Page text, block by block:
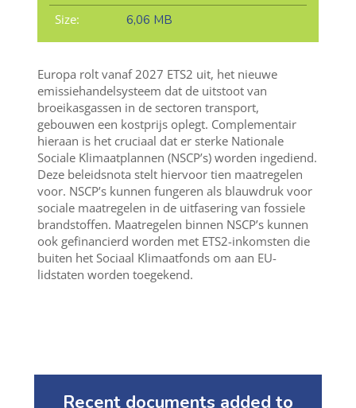
Size:
6,06 MB
Europa rolt vanaf 2027 ETS2 uit, het nieuwe
emissiehandelsysteem dat de uitstoot van
broeikasgassen in de sectoren transport,
gebouwen een kostprijs oplegt. Complementair
hieraan is het cruciaal dat er sterke Nationale
Sociale Klimaatplannen (NSCP’s) worden ingediend.
Deze beleidsnota stelt hiervoor tien maatregelen
voor. NSCP’s kunnen fungeren als blauwdruk voor
sociale maatregelen in de uitfasering van fossiele
brandstoffen. Maatregelen binnen NSCP’s kunnen
ook gefinancierd worden met ETS2-inkomsten die
buiten het Sociaal Klimaatfonds om aan EU-
lidstaten worden toegekend.
Recent documents added to